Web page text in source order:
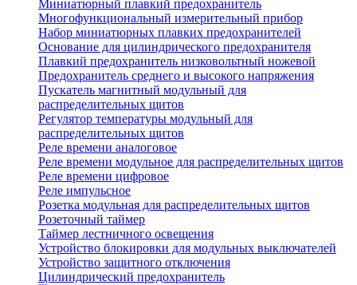
Миниатюрный плавкий предохранитель
Многофункциональный измерительный прибор
Набор миниатюрных плавких предохранителей
Основание для цилиндрического предохранителя
Плавкий предохранитель низковольтный ножевой
Предохранитель среднего и высокого напряжения
Пускатель магнитный модульный для
распределительных щитов
Регулятор температуры модульный для
распределительных щитов
Реле времени аналоговое
Реле времени модульное для распределительных щитов
Реле времени цифровое
Реле импульсное
Розетка модульная для распределительных щитов
Розеточный таймер
Таймер лестничного освещения
Устройство блокировки для модульных выключателей
Устройство защитного отключения
Цилиндрический предохранитель